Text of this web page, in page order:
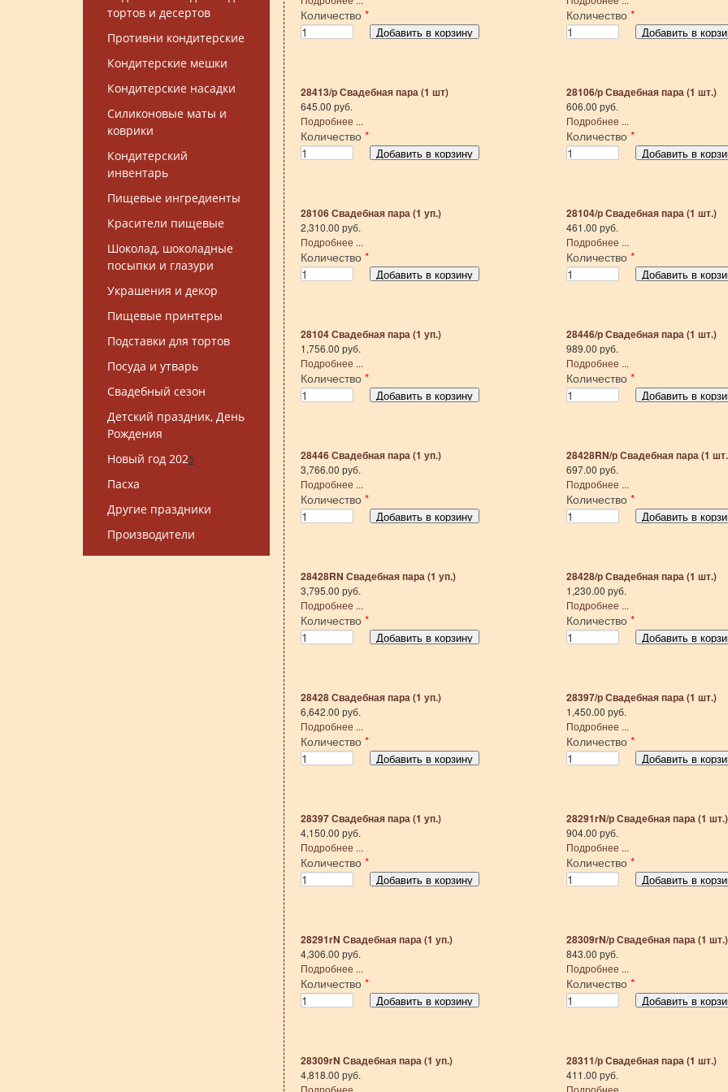
тортов и десертов
Противни кондитерские
Кондитерские мешки
Кондитерские насадки
Силиконовые маты и
коврики
Кондитерский
инвентарь
Пищевые ингредиенты
Красители пищевые
Шоколад, шоколадные
посыпки и глазури
Украшения и декор
Пищевые принтеры
Подставки для тортов
Посуда и утварь
Свадебный сезон
Детский праздник, День
Рождения
Новый год 2025
Пасха
Другие праздники
Производители
Количество * Количество *
28413/р Свадебная пара (1 шт)
645.00 руб.
Подробнее ...
Количество *
28106/р Свадебная пара (1 шт.)
606.00 руб.
Подробнее ...
Количество *
28106 Свадебная пара (1 уп.)
2,310.00 руб.
Подробнее ...
Количество *
28104/р Свадебная пара (1 шт.)
461.00 руб.
Подробнее ...
Количество *
28104 Свадебная пара (1 уп.)
1,756.00 руб.
Подробнее ...
Количество *
28446/р Свадебная пара (1 шт.)
989.00 руб.
Подробнее ...
Количество *
28446 Свадебная пара (1 уп.)
3,766.00 руб.
Подробнее ...
Количество *
28428RN/р Свадебная пара (1
697.00 руб.
Подробнее ...
Количество *
28428RN Свадебная пара (1 уп.)
3,795.00 руб.
Подробнее ...
Количество *
28428/р Свадебная пара (1 шт.)
1,230.00 руб.
Подробнее ...
Количество *
28428 Свадебная пара (1 уп.)
6,642.00 руб.
Подробнее ...
Количество *
28397/р Свадебная пара (1 шт.)
1,450.00 руб.
Подробнее ...
Количество *
28397 Свадебная пара (1 уп.)
4,150.00 руб.
Подробнее ...
Количество *
28291rN/р Свадебная пара (1 шт.)
904.00 руб.
Подробнее ...
Количество *
28291rN Свадебная пара (1 уп.)
4,306.00 руб.
Подробнее ...
Количество *
28309rN/р Свадебная пара (1 шт.)
843.00 руб.
Подробнее ...
Количество *
28309rN Свадебная пара (1 уп.)
4,818.00 руб.
Подробнее ...
28311/р Свадебная пара (1 шт.)
411.00 руб.
Подробнее ...